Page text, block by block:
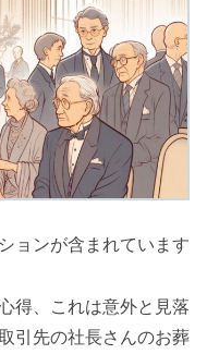
ョンが含まれています
得、これは意外と見落
引先の社長さんのお葬